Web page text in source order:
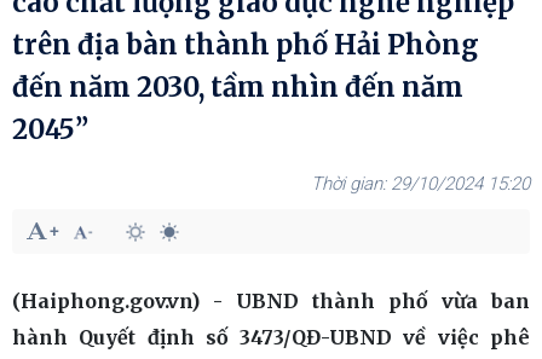
trên địa bàn thành phố Hải Phòng
đến năm 2030, tầm nhìn đến năm
2045”
29/10/2024 15:20
(Haiphong.gov.vn) - UBND thành phố vừa ban
hành Quyết định số 3473/QĐ-UBND về việc phê